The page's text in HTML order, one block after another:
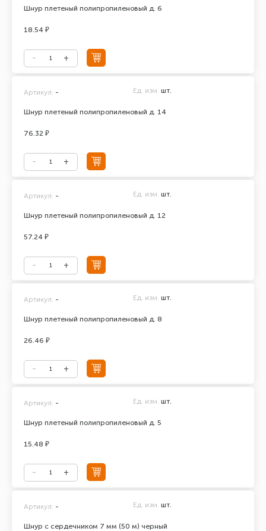
Шнур плетеный полипропиленовый д. 6
18.54 ₽
Шнур плетеный полипропиленовый д. 14
Артикул: - Ед. изм. шт.
76.32 ₽
Шнур плетеный полипропиленовый д. 12
Артикул: - Ед. изм. шт.
57.24 ₽
Шнур плетеный полипропиленовый д. 8
Артикул: - Ед. изм. шт.
26.46 ₽
Шнур плетеный полипропиленовый д. 5
Артикул: - Ед. изм. шт.
15.48 ₽
Шнур с сердечником 7 мм (50 м) черный
Артикул: - Ед. изм. шт.